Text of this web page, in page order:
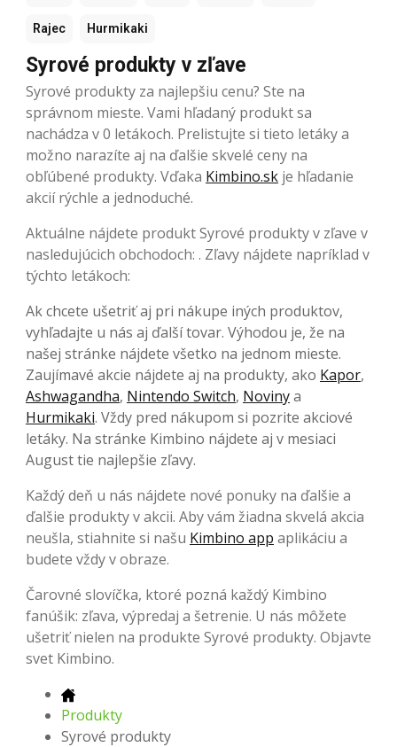
Rajec Hurmikaki
Syrové produkty v zľave
Syrové produkty za najlepšiu cenu? Ste na
správnom mieste. Vami hľadaný produkt sa
nachádza v 0 letákoch. Prelistujte si tieto letáky a
možno narazíte aj na ďalšie skvelé ceny na
obľúbené produkty. Vďaka Kimbino.sk je hľadanie
akcií rýchle a jednoduché.
Aktuálne nájdete produkt Syrové produkty v zľave v
nasledujúcich obchodoch: . Zľavy nájdete napríklad v
týchto letákoch:
Ak chcete ušetriť aj pri nákupe iných produktov,
vyhľadajte u nás aj ďalší tovar. Výhodou je, že na
našej stránke nájdete všetko na jednom mieste.
Zaujímavé akcie nájdete aj na produkty, ako Kapor,
Ashwagandha, Nintendo Switch, Novinya
Hurmikaki. Vždy pred nákupom si pozrite akciové
letáky. Na stránke Kimbino nájdete aj v mesiaci
August tie najlepšie zľavy.
Každý deň u nás nájdete nové ponuky na ďalšie a
ďalšie produkty v akcii. Aby vám žiadna skvelá akcia
neušla, stiahnite si našu Kimbino app aplikáciu a
budete vždy v obraze.
Čarovné slovíčka, ktoré pozná každý Kimbino
fanúšik: zľava, výpredaj a šetrenie. U nás môžete
ušetriť nielen na produkte Syrové produkty. Objavte
svet Kimbino.
Produkty
Syrové produkty